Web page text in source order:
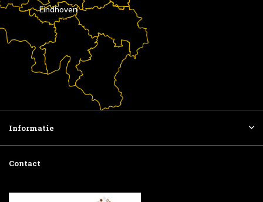
Eindhoven
Informatie
Contact